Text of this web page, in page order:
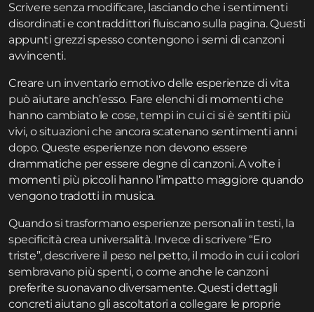
Scrivere senza modificare, lasciando che i sentimenti
disordinati e contraddittori fluiscano sulla pagina. Questi
appunti grezzi spesso contengono i semi di canzoni
avvincenti.
Creare un inventario emotivo delle esperienze di vita
può aiutare anch’esso. Fare elenchi di momenti che
hanno cambiato le cose, tempi in cui ci si è sentiti più
vivi, o situazioni che ancora scatenano sentimenti anni
dopo. Queste esperienze non devono essere
drammatiche per essere degne di canzoni. A volte i
momenti più piccoli hanno l’impatto maggiore quando
vengono tradotti in musica.
Quando si trasformano esperienze personali in testi, la
specificità crea universalità. Invece di scrivere “Ero
triste”, descrivere il peso nel petto, il modo in cui i colori
sembravano più spenti, o come anche le canzoni
preferite suonavano diversamente. Questi dettagli
concreti aiutano gli ascoltatori a collegare le proprie